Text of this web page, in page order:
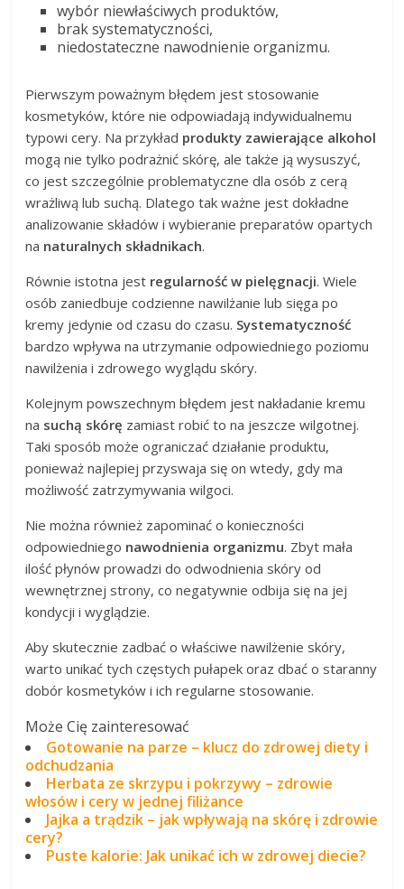
wybór niewłaściwych produktów,
brak systematyczności,
niedostateczne nawodnienie organizmu.
Pierwszym poważnym błędem jest stosowanie
kosmetyków, które nie odpowiadają indywidualnemu
typowi cery. Na przykład produkty zawierające alkohol
mogą nie tylko podrażnić skórę, ale także ją wysuszyć,
co jest szczególnie problematyczne dla osób z cerą
wrażliwą lub suchą. Dlatego tak ważne jest dokładne
analizowanie składów i wybieranie preparatów opartych
na naturalnych składnikach.
Równie istotna jest regularność w pielęgnacji. Wiele
osób zaniedbuje codzienne nawilżanie lub sięga po
kremy jedynie od czasu do czasu. Systematyczność
bardzo wpływa na utrzymanie odpowiedniego poziomu
nawilżenia i zdrowego wyglądu skóry.
Kolejnym powszechnym błędem jest nakładanie kremu
na suchą skórę zamiast robić to na jeszcze wilgotnej.
Taki sposób może ograniczać działanie produktu,
ponieważ najlepiej przyswaja się on wtedy, gdy ma
możliwość zatrzymywania wilgoci.
Nie można również zapominać o konieczności
odpowiedniego nawodnienia organizmu. Zbyt mała
ilość płynów prowadzi do odwodnienia skóry od
wewnętrznej strony, co negatywnie odbija się na jej
kondycji i wyglądzie.
Aby skutecznie zadbać o właściwe nawilżenie skóry,
warto unikać tych częstych pułapek oraz dbać o staranny
dobór kosmetyków i ich regularne stosowanie.
Może Cię zainteresować
Gotowanie na parze – klucz do zdrowej diety i
odchudzania
Herbata ze skrzypu i pokrzywy – zdrowie
włosów i cery w jednej filiżance
Jajka a trądzik – jak wpływają na skórę i zdrowie
cery?
Puste kalorie: Jak unikać ich w zdrowej diecie?